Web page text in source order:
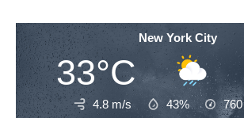
New York City
33°C
4.8 m/s 43%